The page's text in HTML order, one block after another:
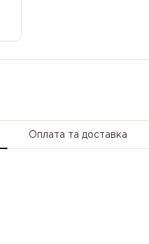
Оплата та доставка